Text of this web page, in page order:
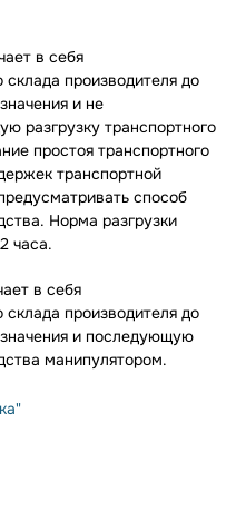
в себя
производителя до
и не
разгрузку транспортного
простоя транспортного
транспортной
способ
Норма разгрузки
часа.
в себя
производителя до
и последующую
манипулятором.